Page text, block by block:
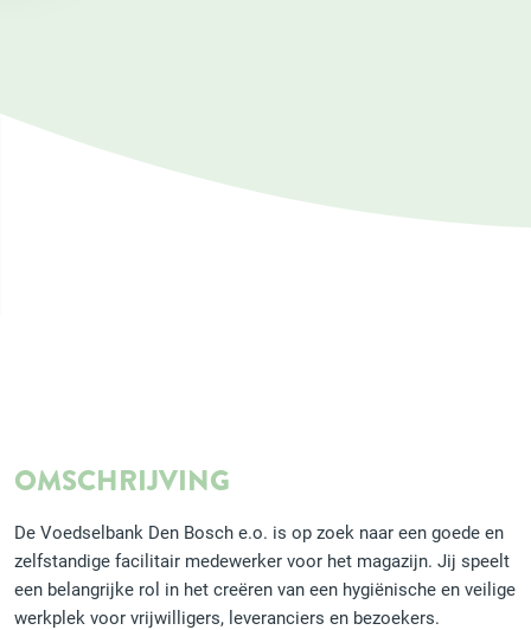
OMSCHRIJVING
De Voedselbank Den Bosch e.o. is op zoek naar een goede en
zelfstandige facilitair medewerker voor het magazijn. Jij speelt
een belangrijke rol in het creëren van een hygiënische en veilige
werkplek voor vrijwilligers, leveranciers en bezoekers.